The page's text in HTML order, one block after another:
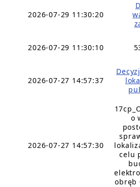
2026-07-29 11:30:20
2026-07-29 11:30:10
2026-07-27 14:57:37
2026-07-27 14:57:30
o
celu
obręb